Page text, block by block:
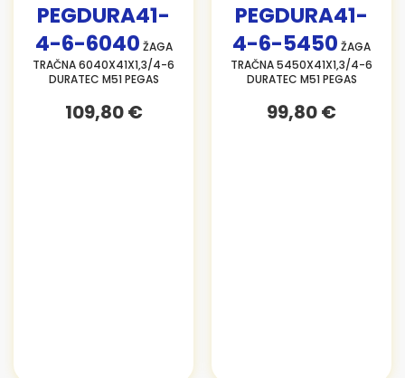
PEGDURA41-
4-6-6040 ŽAGA
TRAČNA 6040X41X1,3/4-6
DURATEC M51 PEGAS
109,80 €
PEGDURA41-
4-6-5450 ŽAGA
TRAČNA 5450X41X1,3/4-6
DURATEC M51 PEGAS
99,80 €